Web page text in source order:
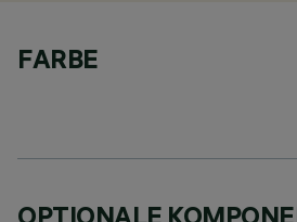
FARBE
OPTIONALE